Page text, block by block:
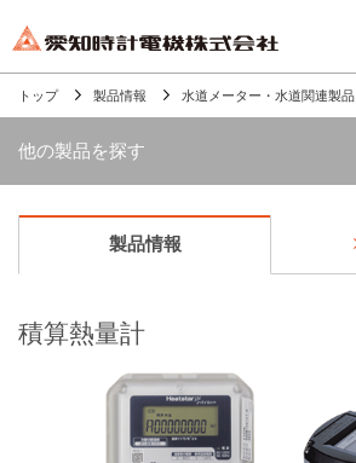
トップ 製品情報 水道メーター・水道関連製品
他の製品を探す
製品情報
積算熱量計